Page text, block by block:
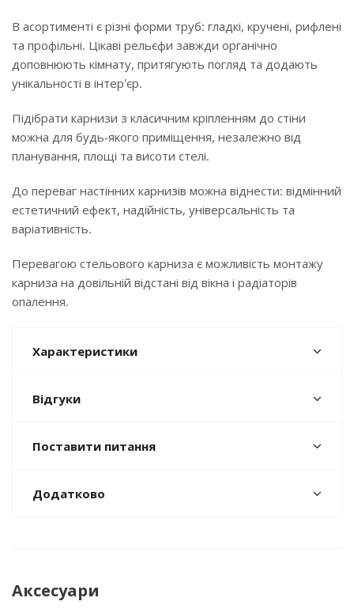
В асортименті є різні форми труб: гладкі, кручені, рифлені
та профільні. Цікаві рельєфи завжди органічно
доповнюють кімнату, притягують погляд та додають
унікальності в інтер'єр.
Підібрати карнизи з класичним кріпленням до стіни
можна для будь-якого приміщення, незалежно від
планування, площі та висоти стелі.
До переваг настінних карнизів можна віднести: відмінний
естетичний ефект, надійність, універсальність та
варіативність.
Перевагою стельового карниза є можливість монтажу
карниза на довільній відстані від вікна і радіаторів
опалення.
Характеристики
Відгуки
Поставити питання
Додатково
Аксесуари